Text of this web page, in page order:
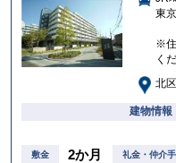
東
※住
く
北
建物情報
敷金 2か月 礼金・仲介